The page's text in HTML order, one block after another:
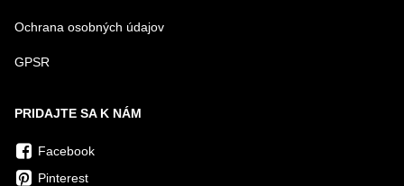
Ochrana osobných údajov
GPSR
PRIDAJTE SA K NÁM
Facebook
Pinterest